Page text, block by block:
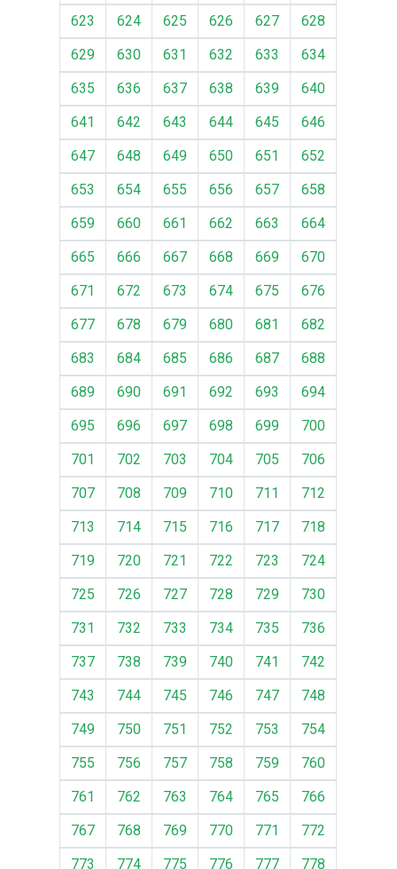
623
624 625 626 627
628
629
630 631 632 633
634
635
636 637 638 639
640
641
642 643 644 645
646
647
648 649 650 651
652
653
654 655 656 657
658
659
660 661 662 663
664
665
666 667 668 669
670
671
672 673 674 675
676
677
678 679 680 681
682
683
684 685 686 687
688
689
690 691 692 693
694
695
696 697 698 699
700
701
702 703 704 705
706
707
708 709 710 711
712
713
714 715 716 717
718
719
720 721 722 723
724
725
726 727 728 729
730
731
732 733 734 735
736
737
738 739 740 741
742
743
744 745 746 747
748
749
750 751 752 753
754
755
756 757 758 759
760
761
762 763 764 765
766
767
768 769 770 771
772
773
774 775 776 777 778